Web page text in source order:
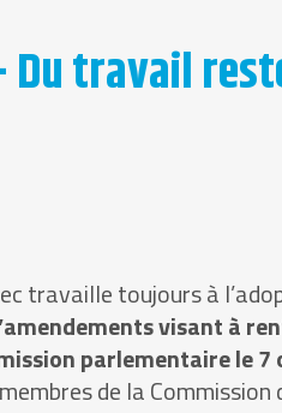
travail
travaille toujours à
visant à
parlementaire le
de la